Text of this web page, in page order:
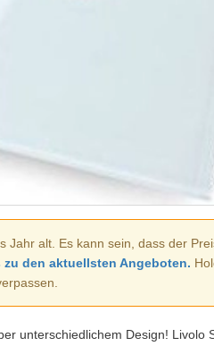
Jahr alt. Es kann sein, dass der
zu den aktuellsten Angeboten.
unterschiedlichem Design! Livolo